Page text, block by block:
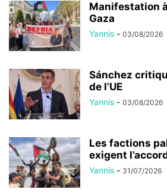
Manifestation
Gaza
Yannis - 03/08/2026
Sánchez
de l’UE
Yannis - 03/08/2026
Les factions
exigent
Yannis - 31/07/2026